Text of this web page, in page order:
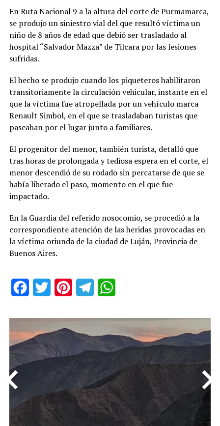
En Ruta Nacional 9 a la altura del corte de Purmamarca,
se produjo un siniestro vial del que resultó víctima un
niño de 8 años de edad que debió ser trasladado al
hospital “Salvador Mazza” de Tilcara por las lesiones
sufridas.
El hecho se produjo cuando los piqueteros habilitaron
transitoriamente la circulación vehicular, instante en el
que la víctima fue atropellada por un vehículo marca
Renault Simbol, en el que se trasladaban turistas que
paseaban por el lugar junto a familiares.
El progenitor del menor, también turista, detalló que
tras horas de prolongada y tediosa espera en el corte, el
menor descendió de su rodado sin percatarse de que se
había liberado el paso, momento en el que fue
impactado.
En la Guardia del referido nosocomio, se procedió a la
correspondiente atención de las heridas provocadas en
la víctima oriunda de la ciudad de Luján, Provincia de
Buenos Aires.
FacebookTwitter PinterestTelegram
< >